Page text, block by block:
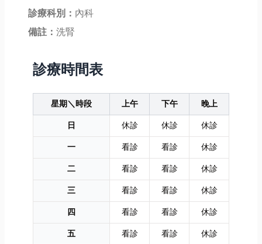
診療科別： 內科
備註： 洗腎
診療時間表
星期＼時段 上午 下午
晚上
日
休診 休診
休診
一
看診 看診
休診
二
看診 看診
休診
三
看診 看診
休診
四
看診 看診
休診
五
看診 看診
休診